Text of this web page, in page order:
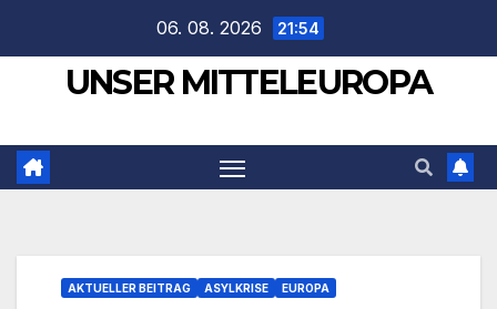
springen
06. 08. 2026 21:54
UNSER MITTELEUROPA
AKTUELLER BEITRAG ASYLKRISE EUROPA